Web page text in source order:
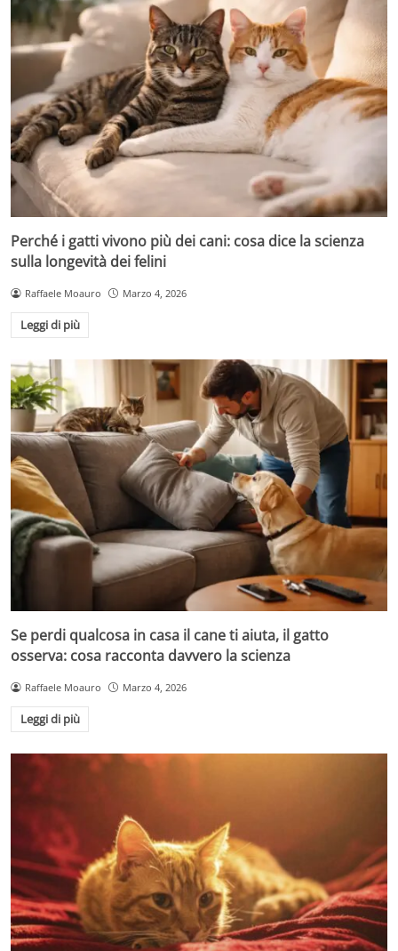
Perché i gatti vivono più dei cani: cosa dice la scienza
sulla longevità dei felini
Raffaele Moauro Marzo 4, 2026
Leggi di più
Se perdi qualcosa in casa il cane ti aiuta, il gatto
osserva: cosa racconta davvero la scienza
Raffaele Moauro Marzo 4, 2026
Leggi di più